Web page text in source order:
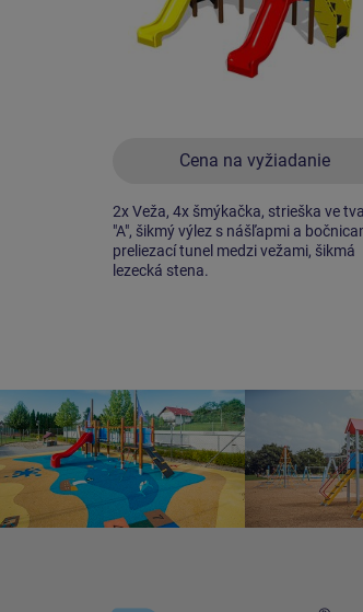
Cena na vyžiadanie
2x Veža, 4x šmýkačka, strieška ve
"A", šikmý výlez s nášľapmi a
preliezací tunel medzi vežami, šikmá
lezecká stena.